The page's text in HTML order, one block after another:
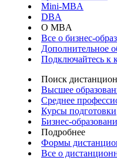
Mini-MBA
DBA
О MBA
Все о бизнес-
Дополнительное
Подключайтесь к
Поиск
Высшее
Среднее
Курсы подготовки
Бизнес-
Подробнее
Формы
Все о